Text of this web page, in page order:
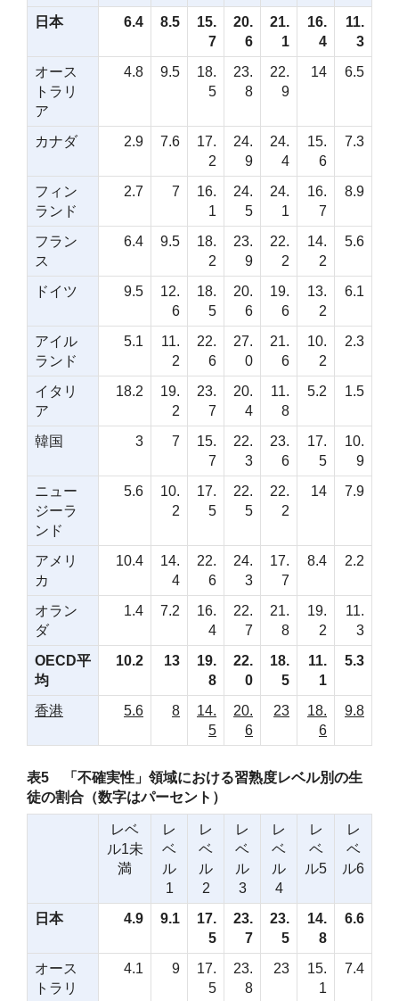
日本 6.4 8.5
15.
7
20.
6
21.
1
16.
4
11.
3
オース
トラリ
ア
4.8 9.5
18.
5
23.
8
22.
9
14 6.5
カナダ 2.9 7.6
17.
2
24.
9
24.
4
15.
6
7.3
フィン
ランド
2.7 7
16.
1
24.
5
24.
1
16.
7
8.9
フラン
ス
6.4 9.5
18.
2
23.
9
22.
2
14.
2
5.6
ドイツ 9.5
12.
6
18.
5
20.
6
19.
6
13.
2
6.1
アイル
ランド
5.1
11.
2
22.
6
27.
0
21.
6
10.
2
2.3
イタリ
ア
18.2
19.
2
23.
7
20.
4
11.
8
5.2 1.5
韓国 3 7
15.
7
22.
3
23.
6
17.
5
10.
9
ニュー
ジーラ
ンド
5.6
10.
2
17.
5
22.
5
22.
2
14 7.9
アメリ
カ
10.4
14.
4
22.
6
24.
3
17.
7
8.4 2.2
オラン
ダ
1.4 7.2
16.
4
22.
7
21.
8
19.
2
11.
3
OECD平
均
10.2 13
19.
8
22.
0
18.
5
11.
1
5.3
香港 5.6 8
14.
5
20.
6
23
18.
6
9.8
表5 「不確実性」領域における習熟度レベル別の生
徒の割合（数字はパーセント）
レベ
ル1未
満
レ
ベ
ル
1
レ
ベ
ル
2
レ
ベ
ル
3
レ
ベ
ル
4
レ
ベ
ル5
レ
ベ
ル6
日本 4.9 9.1
17.
5
23.
7
23.
5
14.
8
6.6
オース
トラリ
4.1 9
17.
5
23.
8
23
15.
1
7.4